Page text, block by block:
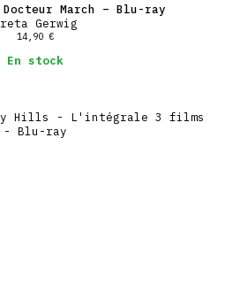
March – Blu-ray
Gerwig
14,90 €
En stock